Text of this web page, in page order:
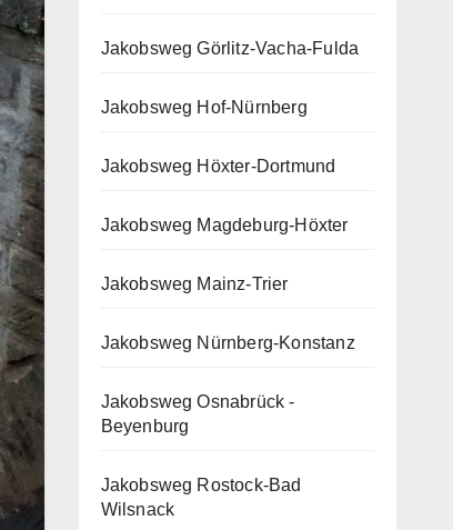
Jakobsweg Görlitz-Vacha-Fulda
Jakobsweg Hof-Nürnberg
Jakobsweg Höxter-Dortmund
Jakobsweg Magdeburg-Höxter
Jakobsweg Mainz-Trier
Jakobsweg Nürnberg-Konstanz
Jakobsweg Osnabrück -
Beyenburg
Jakobsweg Rostock-Bad
Wilsnack